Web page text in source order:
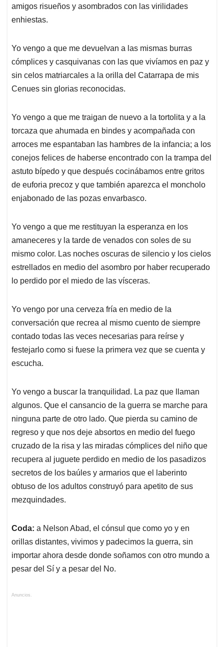
amigos risueños y asombrados con las virilidades
enhiestas.
Yo vengo a que me devuelvan a las mismas burras
cómplices y casquivanas con las que vivíamos en paz y
sin celos matriarcales a la orilla del Catarrapa de mis
Cenues sin glorias reconocidas.
Yo vengo a que me traigan de nuevo a la tortolita y a la
torcaza que ahumada en bindes y acompañada con
arroces me espantaban las hambres de la infancia; a los
conejos felices de haberse encontrado con la trampa del
astuto bípedo y que después cocinábamos entre gritos
de euforia precoz y que también aparezca el moncholo
enjabonado de las pozas envarbasco.
Yo vengo a que me restituyan la esperanza en los
amaneceres y la tarde de venados con soles de su
mismo color. Las noches oscuras de silencio y los cielos
estrellados en medio del asombro por haber recuperado
lo perdido por el miedo de las vísceras.
Yo vengo por una cerveza fría en medio de la
conversación que recrea al mismo cuento de siempre
contado todas las veces necesarias para reírse y
festejarlo como si fuese la primera vez que se cuenta y
escucha.
Yo vengo a buscar la tranquilidad. La paz que llaman
algunos. Que el cansancio de la guerra se marche para
ninguna parte de otro lado. Que pierda su camino de
regreso y que nos deje absortos en medio del fuego
cruzado de la risa y las miradas cómplices del niño que
recupera al juguete perdido en medio de los pasadizos
secretos de los baúles y armarios que el laberinto
obtuso de los adultos construyó para apetito de sus
mezquindades.
Coda: a Nelson Abad, el cónsul que como yo y en
orillas distantes, vivimos y padecimos la guerra, sin
importar ahora desde donde soñamos con otro mundo a
pesar del Sí y a pesar del No.
Anuncios.